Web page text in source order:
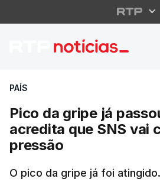
Pico da
PAÍS
Pico da gripe já
acredita que SNS vai
pressão
O pico da gripe já foi